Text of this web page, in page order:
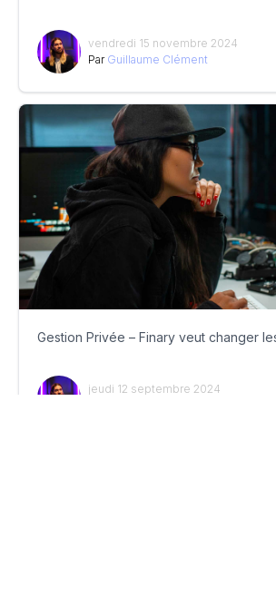
vendredi 15 novembre 2024
Par Guillaume Clément
Gestion Privée – Finary veut changer
jeudi 12 septembre 2024